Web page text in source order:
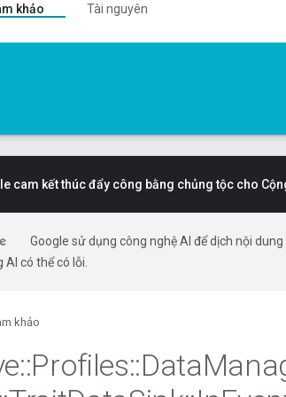
khảo
Tài nguyên
cam kết thúc đẩy công bằng chủng tộc cho
Google sử dụng công nghệ AI để dịch nội
có thể có lỗi.
khảo
::Profiles::Data